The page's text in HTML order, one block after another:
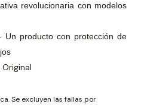
revolucionaria con modelos
Un producto con protección de
Se excluyen las fallas por